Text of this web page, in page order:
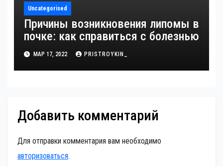
Uncategorised
Причины возникновения липомы в
почке: как справиться с болезнью
МАР 17, 2022 PRISTROYKIN_
Добавить комментарий
Для отправки комментария вам необходимо
авторизоваться.